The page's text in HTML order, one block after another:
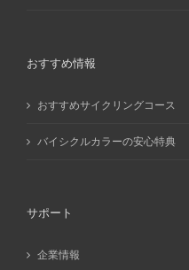
おすすめ情報
おすすめサイクリングコース
バイシクルカラーの安心特典
サポート
企業情報